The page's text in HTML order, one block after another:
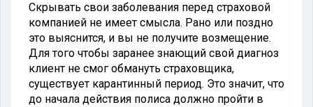
Скрывать свои заболевания перед страховой
компанией не имеет смысла. Рано или поздно
это выяснится, и вы не получите возмещение.
Для того чтобы заранее знающий свой диагноз
клиент не смог обмануть страховщика,
существует карантинный период. Это значит, что
до начала действия полиса должно пройти в